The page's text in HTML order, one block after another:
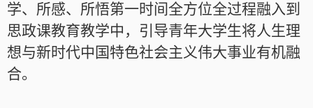
学、所感、所悟第一时间全方位全过程融入到
思政课教育教学中，引导青年大学生将人生理
想与新时代中国特色社会主义伟大事业有机融
合。